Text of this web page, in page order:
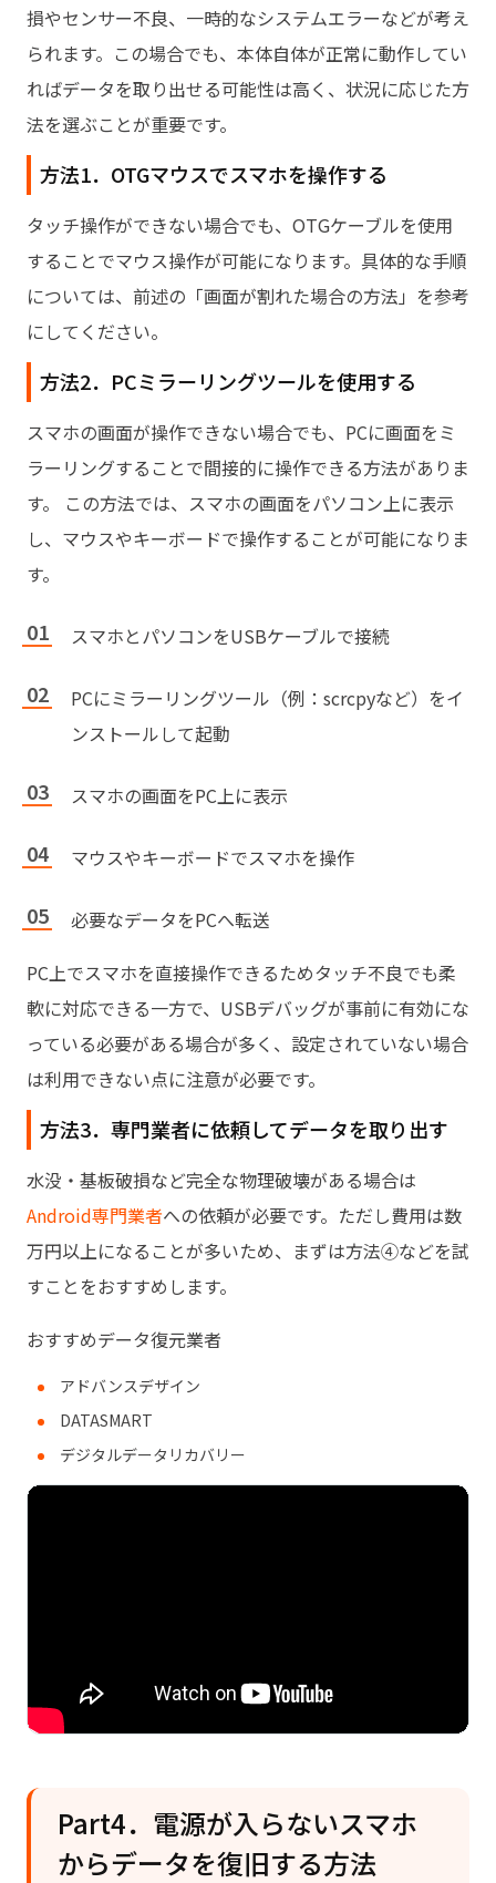
損やセンサー不良、一時的なシステムエラーなどが考え
られます。この場合でも、本体自体が正常に動作してい
ればデータを取り出せる可能性は高く、状況に応じた方
法を選ぶことが重要です。
方法1．OTGマウスでスマホを操作する
タッチ操作ができない場合でも、OTGケーブルを使用
することでマウス操作が可能になります。具体的な手順
については、前述の「画面が割れた場合の方法 」を参考
にしてください。
方法2．PCミラーリングツールを使用する
スマホの画面が操作できない場合でも、PCに画面をミ
ラーリングすることで間接的に操作できる方法がありま
す。 この方法では、スマホの画面をパソコン上に表示
し、マウスやキーボードで操作することが可能になりま
す。
スマホとパソコンをUSBケーブルで接続
PCにミラーリングツール（例：scrcpyなど）をイ
ンストールして起動
スマホの画面をPC上に表示
マウスやキーボードでスマホを操作
必要なデータをPCへ転送
PC上でスマホを直接操作できるためタッチ不良でも柔
軟に対応できる一方で、USBデバッグが事前に有効にな
っている必要がある場合が多く、設定されていない場合
は利用できない点に注意が必要です。
方法3．専門業者に依頼してデータを取り出す
水没・基板破損など完全な物理破壊がある場合は
Android専門業者への依頼が必要です。ただし費用は数
万円以上になることが多いため、まずは方法④などを試
すことをおすすめします。
おすすめデータ復元業者
アドバンスデザイン
DATASMART
デジタルデータリカバリー
Part4．電源が入らないスマホ
からデータを復旧する方法